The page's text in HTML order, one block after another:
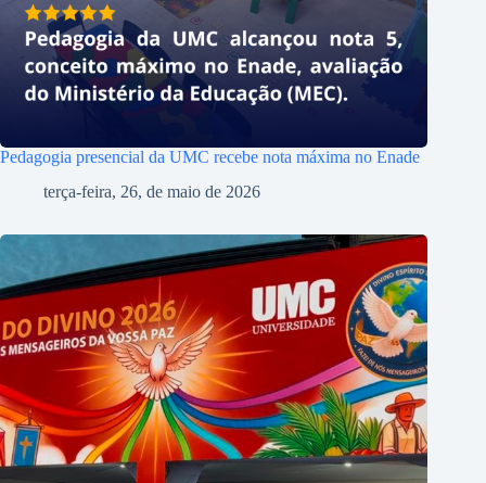
Pedagogia presencial da UMC recebe nota máxima no Enade
terça-feira, 26, de maio de 2026